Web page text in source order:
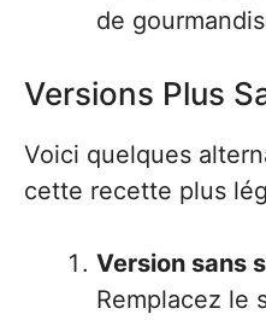
de
Versions Plus
Voici quelques
cette recette plus
Version sans
Remplacez le